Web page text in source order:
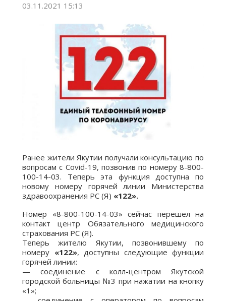
03.11.2021 15:13
Ранее жители Якутии получали консультацию по
вопросам с Covid-19, позвонив по номеру 8-800-
100-14-03. Теперь эта функция доступна по
новому номеру горячей линии Министерства
здравоохранения РС (Я) «122».
Номер «8-800-100-14-03» сейчас перешел на
контакт центр Обязательного медицинского
страхования РС (Я).
Теперь жителю Якутии, позвонившему по
номеру «122», доступны следующие функции
горячей линии:
— соединение с колл-центром Якутской
городской больницы №3 при нажатии на кнопку
«1»;